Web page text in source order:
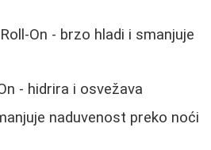
On - brzo hladi i smanjuje
- hidrira i osvežava
naduvenost preko noći